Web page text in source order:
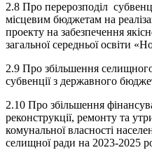
2.8 Про перерозподіл
місцевим бюджетам на
проекту на забезпечення
загальної середньої освіти
2.9 Про збільшення
субвенції з державного
2.10 Про збільшення
реконструкції, ремонту та
комунальної власності
селищної ради на 2023-2025